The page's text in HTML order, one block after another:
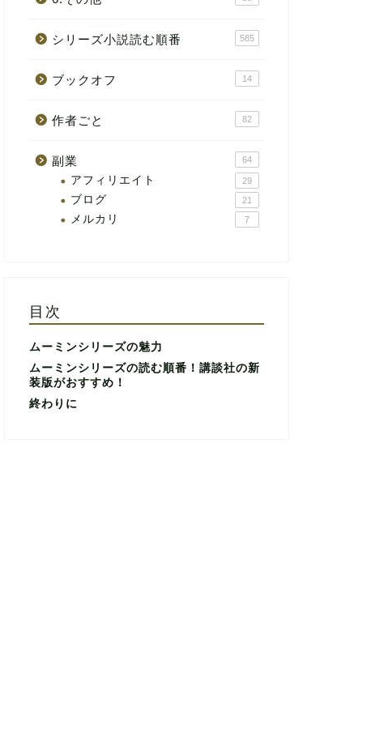
シリーズ小説読む順番 585
ブックオフ 14
作者ごと 82
副業 64
アフィリエイト 29
ブログ 21
メルカリ 7
目次
ムーミンシリーズの魅力
ムーミンシリーズの読む順番！講談社の新
装版がおすすめ！
終わりに